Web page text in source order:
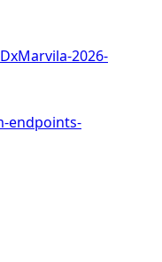
2026-
endpoints-